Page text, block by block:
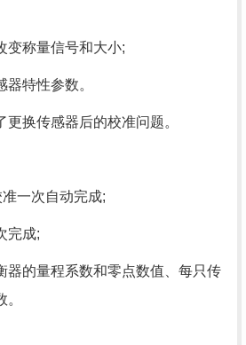
称量信号和大小;
特性参数。
换传感器后的校准问题。
一次自动完成;
完成;
的量程系数和零点数值、每只传